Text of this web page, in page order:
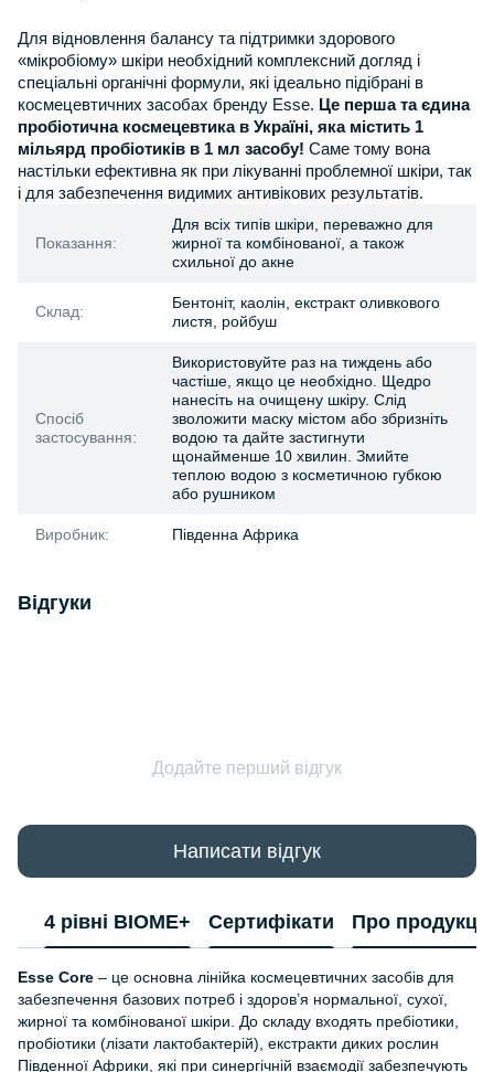
Для відновлення балансу та підтримки здорового
«мікробіому» шкіри необхідний комплексний догляд і
спеціальні органічні формули, які ідеально підібрані в
космецевтичних засобах бренду Esse. Це перша та єдина
пробіотична космецевтика в Україні, яка містить 1
мільярд пробіотиків в 1 мл засобу! Саме тому вона
настільки ефективна як при лікуванні проблемної шкіри, так
і для забезпечення видимих антивікових результатів.
Показання:
Для всіх типів шкіри, переважно для
жирної та комбінованої, а також
схильної до акне
Склад:
Бентонiт, каолiн, екстракт оливкового
листя, ройбуш
Спосіб
застосування:
Використовуйте раз на тиждень або
частiше, якщо це необхiдно. Щедро
нанесiть на очищену шкiру. Слiд
зволожити маску мiстом або збризнiть
водою та дайте застигнути
щонайменше 10 хвилин. Змийте
теплою водою з косметичною губкою
або рушником
Виробник: Південна Африка
Відгуки
Додайте перший відгук
Написати відгук
4 рівні BIOME+ Сертифікати Про
Esse Core – це основна лінійка космецевтичних засобів для
забезпечення базових потреб і здоров’я нормальної, сухої,
жирної та комбінованої шкіри. До складу входять пребіотики,
пробіотики (лізати лактобактерій), екстракти диких рослин
Південної Африки, які при синергічній взаємодії забезпечують